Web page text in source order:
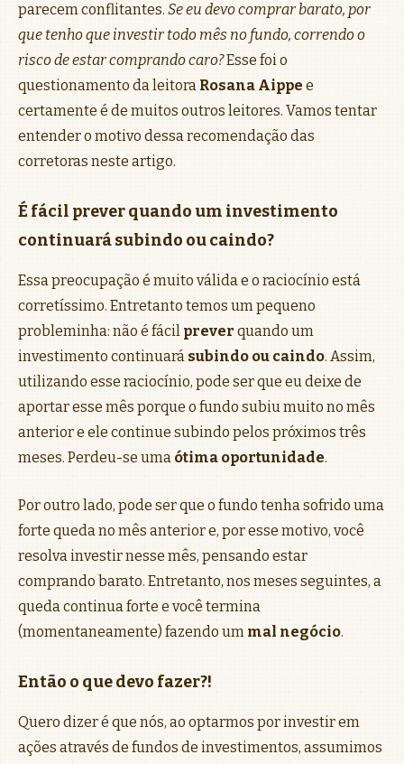
parecem conflitantes. Se eu devo comprar barato, por
que tenho que investir todo mês no fundo, correndo o
risco de estar comprando caro?Esse foi o
questionamento da leitora Rosana Aippe e
certamente é de muitos outros leitores. Vamos tentar
entender o motivo dessa recomendação das
corretoras neste artigo.
É fácil prever quando um investimento
continuará subindo ou caindo?
Essa preocupação é muito válida e o raciocínio está
corretíssimo. Entretanto temos um pequeno
probleminha: não é fácil prever quando um
investimento continuará subindo ou caindo. Assim,
utilizando esse raciocínio, pode ser que eu deixe de
aportar esse mês porque o fundo subiu muito no mês
anterior e ele continue subindo pelos próximos três
meses. Perdeu-se uma ótima oportunidade.
Por outro lado, pode ser que o fundo tenha sofrido uma
forte queda no mês anterior e, por esse motivo, você
resolva investir nesse mês, pensando estar
comprando barato. Entretanto, nos meses seguintes, a
queda continua forte e você termina
(momentaneamente) fazendo um mal negócio.
Então o que devo fazer?!
Quero dizer é que nós, ao optarmos por investir em
ações através de fundos de investimentos, assumimos